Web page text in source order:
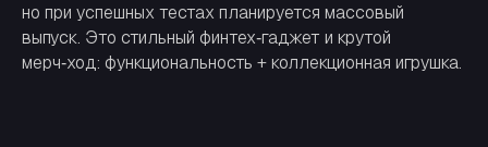
но при успешных тестах планируется массовый
выпуск. Это стильный финтех‑гаджет и крутой
мерч‑ход: функциональность + коллекционная игрушка.